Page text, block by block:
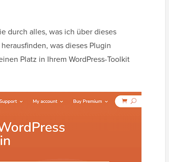
durch alles, was ich über dieses
was dieses Plugin
Platz in Ihrem WordPress-Toolkit